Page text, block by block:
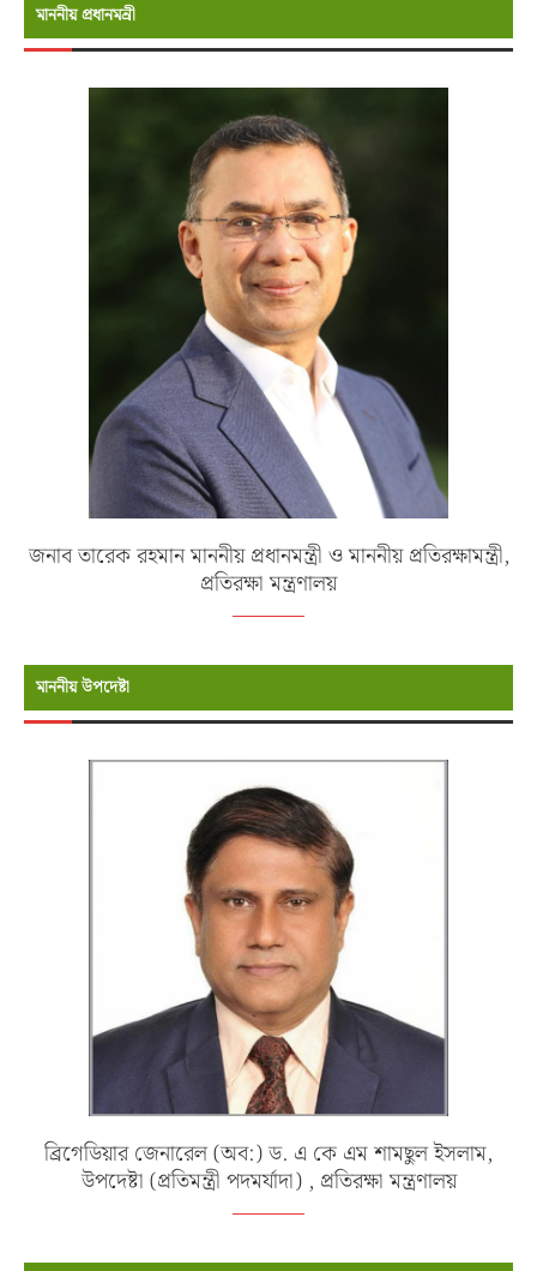
মাননীয় প্রধানমন্রী
জনাব তারেক রহমান মাননীয় প্রধানমন্ত্রী ও মাননীয় প্রতিরক্ষামন্ত্রী,
প্রতিরক্ষা মন্ত্রণালয়
মাননীয় উপদেষ্টা
ব্রিগেডিয়ার জেনারেল (অব:) ড. এ কে এম শামছুল ইসলাম,
উপদেষ্টা (প্রতিমন্ত্রী পদমর্যাদা) , প্রতিরক্ষা মন্ত্রণালয়